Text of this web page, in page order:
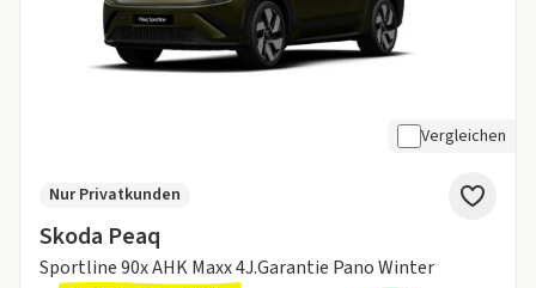
Vergleichen
Skoda Peaq
Sportline 90x AHK Maxx 4J.Garantie Pano Winter
Nur Privatkunden